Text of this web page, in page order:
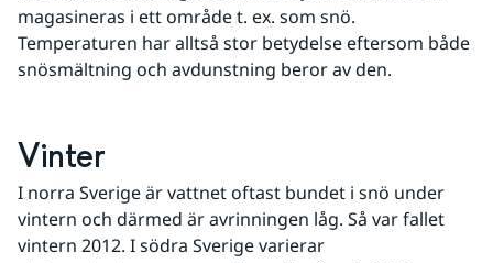
magasineras i ett område t. ex. som snö.
Temperaturen har alltså stor betydelse eftersom både
snösmältning och avdunstning beror av den.
Vinter
I norra Sverige är vattnet oftast bundet i snö under
vintern och därmed är avrinningen låg. Så var fallet
vintern 2012. I södra Sverige varierar